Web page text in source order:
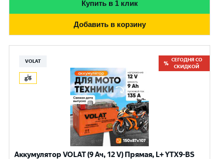
Купить в 1 клик
Добавить в корзину
VOLAT
СЕГОДНЯ СО
СКИДКОЙ
Аккумулятор VOLAT (9 Ач, 12 V) Прямая, L+ YTX9-BS